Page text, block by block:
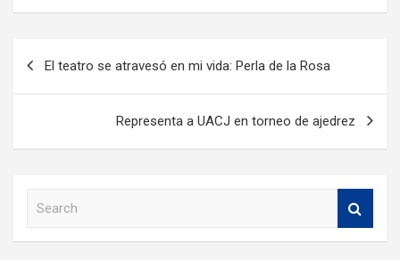
El teatro se atravesó en mi vida: Perla de la Rosa
Representa a UACJ en torneo de ajedrez